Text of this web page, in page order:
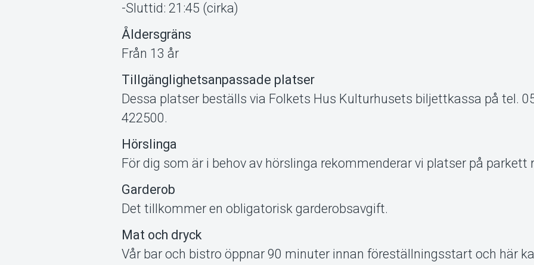
-Sluttid: 21:45 (cirka)
Åldersgräns
Från 13 år
Tillgänglighetsanpassade platser
Dessa platser beställs via Folkets Hus Kulturhusets biljettkassa på tel.
422500.
Hörslinga
För dig som är i behov av hörslinga rekommenderar vi platser på parkett
Garderob
Det tillkommer en obligatorisk garderobsavgift.
Mat och dryck
Vår bar och bistro öppnar 90 minuter innan föreställningsstart och här